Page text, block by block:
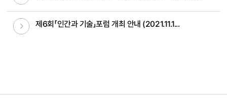
다음글
제6회「인간과 기술」포럼 개최 안내 (2021.11.1...